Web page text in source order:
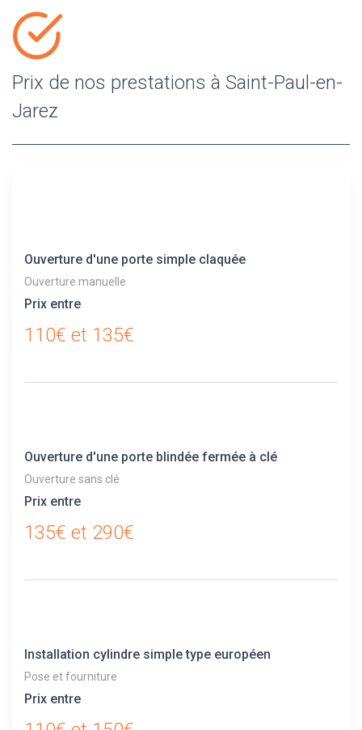
Prix de nos prestations à Saint-Paul-en-
Jarez
Ouverture d'une porte simple claquée
Ouverture manuelle
Prix entre
110€ et 135€
Ouverture d'une porte blindée fermée à clé
Ouverture sans clé
Prix entre
135€ et 290€
Installation cylindre simple type européen
Pose et fourniture
Prix entre